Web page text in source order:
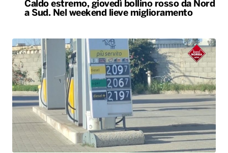
Caldo estremo, giovedì bollino rosso da Nord
a Sud. Nel weekend lieve miglioramento